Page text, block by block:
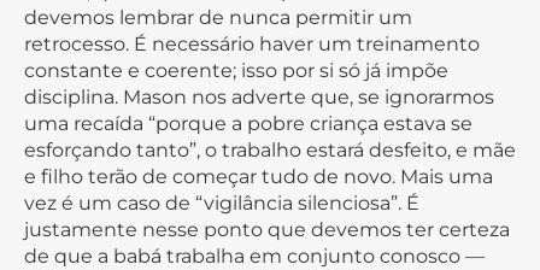
devemos lembrar de nunca permitir um
retrocesso. É necessário haver um treinamento
constante e coerente; isso por si só já impõe
disciplina. Mason nos adverte que, se ignorarmos
uma recaída “porque a pobre criança estava se
esforçando tanto”, o trabalho estará desfeito, e mãe
e filho terão de começar tudo de novo. Mais uma
vez é um caso de “vigilância silenciosa”. É
justamente nesse ponto que devemos ter certeza
de que a babá trabalha em conjunto conosco —